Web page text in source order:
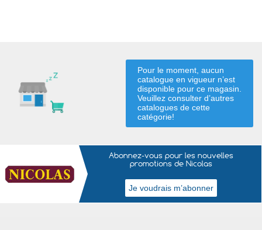
Pour le moment, aucun
catalogue en vigueur n’est
disponible pour ce magasin.
Veuillez consulter d’autres
catalogues de cette
catégorie!
Abonnez-vous pour les nouvelles
promotions de Nicolas